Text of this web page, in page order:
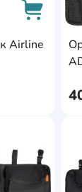
Airline